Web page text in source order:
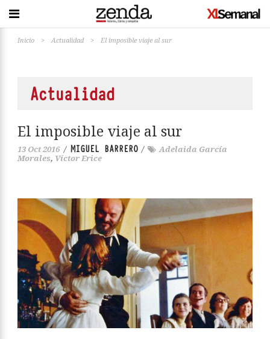
Inicio > Actualidad > El imposible viaje al sur
Actualidad
El imposible viaje al sur
13 Oct 2016 / MIGUEL BARRERO /
Adelaida García
Morales, Víctor Erice